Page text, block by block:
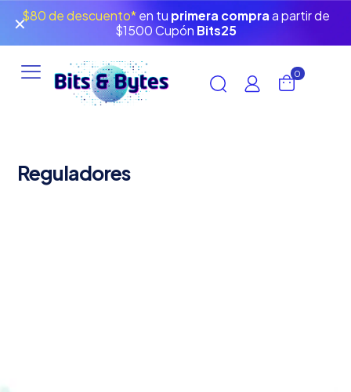
$80 de descuento*en tu primera compra a partir de
$1500 Cupón Bits25
✕
0
Reguladores